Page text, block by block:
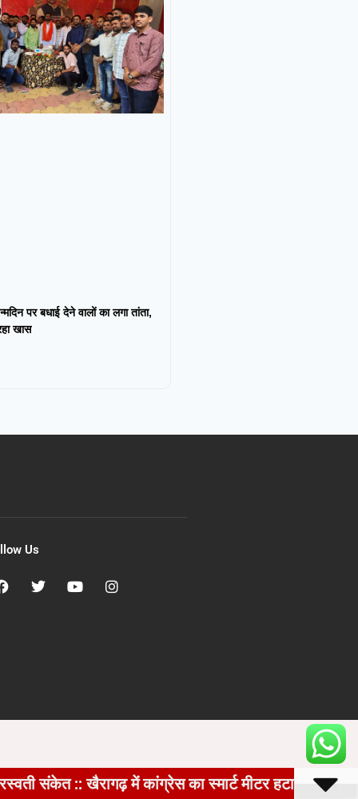
पर बधाई देने वालों का लगा तांता,
खास
Us
खैरागढ़ में कांग्रेस का स्मार्ट मीटर हटाओ अभियान तेज, घर-